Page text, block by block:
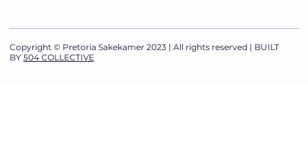
Copyright © Pretoria Sakekamer 2023 | All rights reserved | BUILT
BY 504 COLLECTIVE